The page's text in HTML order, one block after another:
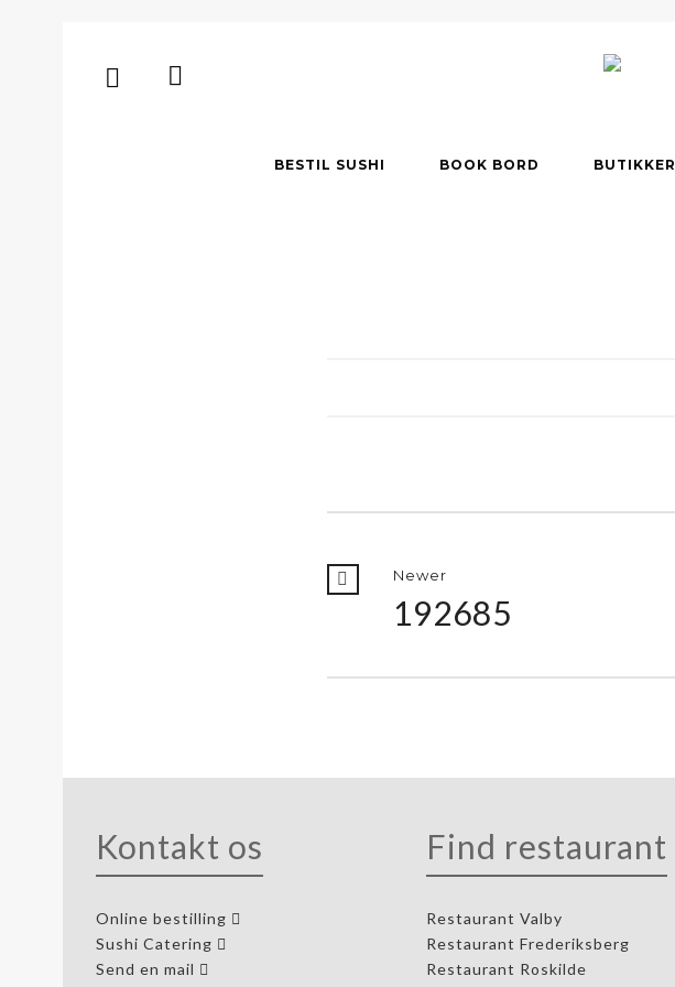
BESTIL SUSHI BOOK BORD BUTIKKER
Newer
192685
Kontakt os
Online bestilling
Sushi Catering
Send en mail
Find restaurant
Restaurant Valby
Restaurant Frederiksberg
Restaurant Roskilde